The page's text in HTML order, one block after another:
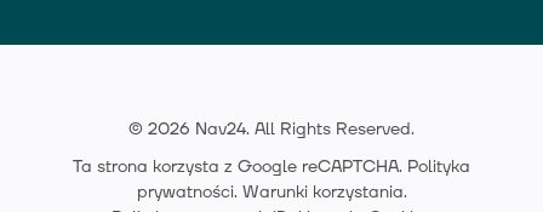
© 2026 Nav24. All Rights Reserved.
Ta strona korzysta z Google reCAPTCHA. Polityka
prywatności. Warunki korzystania.